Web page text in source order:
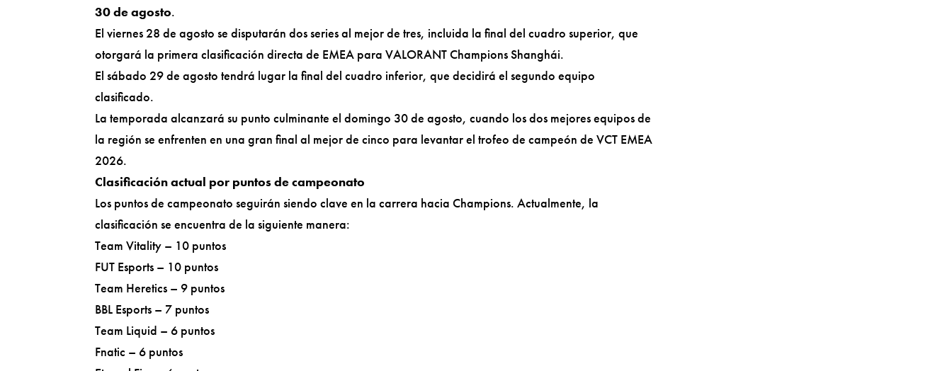
30 de agosto.
El viernes 28 de agosto se disputarán dos series al mejor de tres, incluida la final del cuadro superior, que
otorgará la primera clasificación directa de EMEA para VALORANT Champions Shanghái.
El sábado 29 de agosto tendrá lugar la final del cuadro inferior, que decidirá el segundo equipo
clasificado.
La temporada alcanzará su punto culminante el domingo 30 de agosto, cuando los dos mejores equipos de
la región se enfrenten en una gran final al mejor de cinco para levantar el trofeo de campeón de VCT EMEA
2026.
Clasificación actual por puntos de campeonato
Los puntos de campeonato seguirán siendo clave en la carrera hacia Champions. Actualmente, la
clasificación se encuentra de la siguiente manera:
Team Vitality – 10 puntos
FUT Esports – 10 puntos
Team Heretics – 9 puntos
BBL Esports – 7 puntos
Team Liquid – 6 puntos
Fnatic – 6 puntos